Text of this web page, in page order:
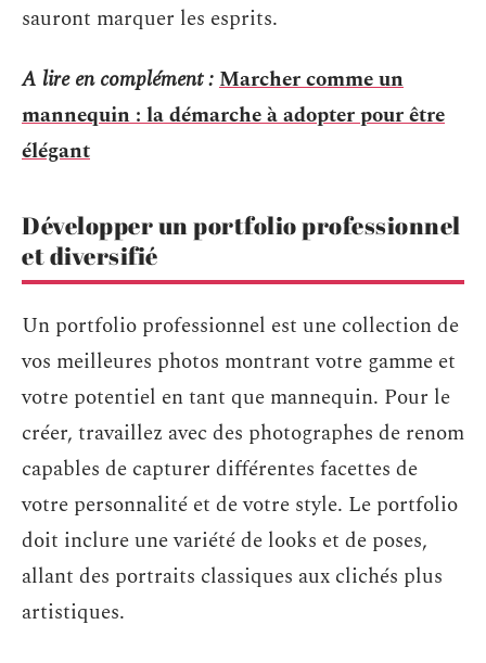
sauront marquer les esprits.
A lire en complément :Marcher comme un
mannequin : la démarche à adopter pour être
élégant
Développer un portfolio professionnel
et diversifié
Un portfolio professionnel est une collection de
vos meilleures photos montrant votre gamme et
votre potentiel en tant que mannequin. Pour le
créer, travaillez avec des photographes de renom
capables de capturer différentes facettes de
votre personnalité et de votre style. Le portfolio
doit inclure une variété de looks et de poses,
allant des portraits classiques aux clichés plus
artistiques.